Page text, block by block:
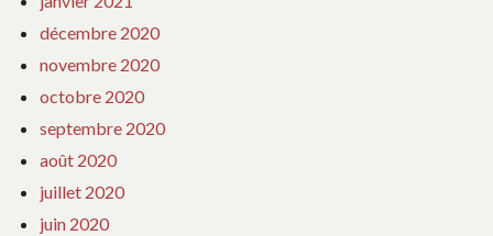
décembre 2020
novembre 2020
octobre 2020
septembre 2020
août 2020
juillet 2020
juin 2020